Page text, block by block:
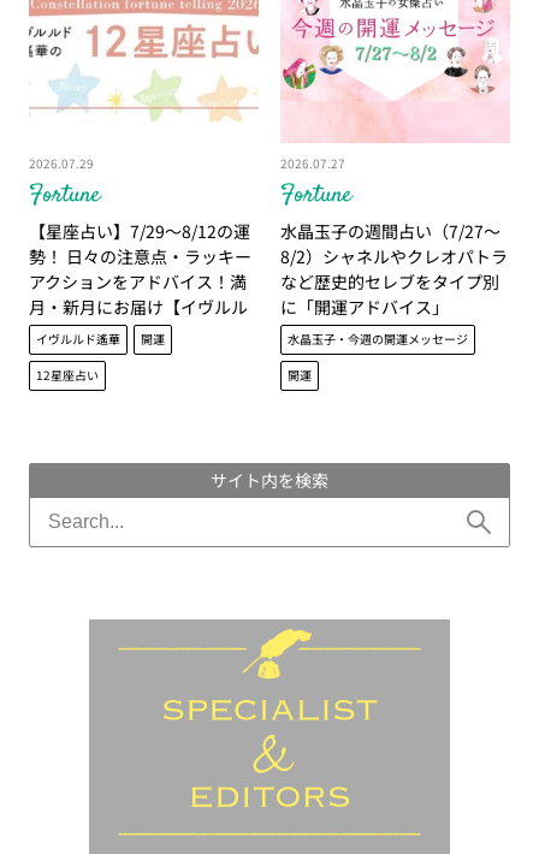
Fortune
2026.07.29
【星座占い】7/29～8/12の運
勢！ 日々の注意点・ラッキー
アクションをアドバイス！満
月・新月にお届け【イヴルル
ド遙華】
イヴルルド遙華
開運
12星座占い
Fortune
2026.07.27
水晶玉子の週間占い（7/27～
8/2）シャネルやクレオパトラ
など歴史的セレブをタイプ別
に「開運アドバイス」
水晶玉子・今週の開運メッセージ
開運
サイト内を検索